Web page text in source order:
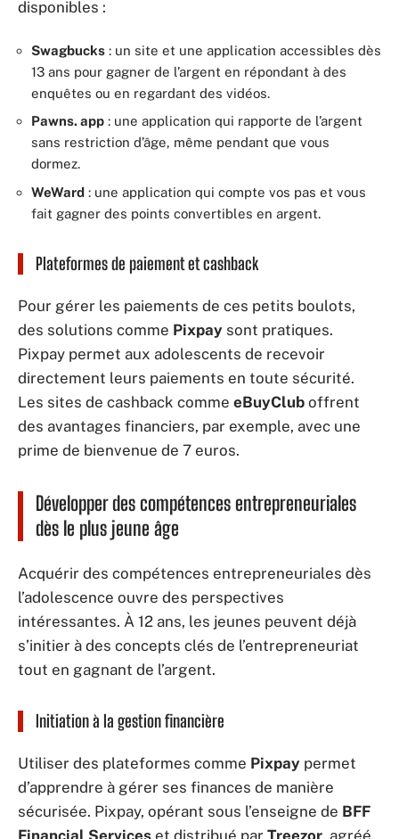
disponibles :
Swagbucks : un site et une application accessibles dès
13 ans pour gagner de l’argent en répondant à des
enquêtes ou en regardant des vidéos.
Pawns. app : une application qui rapporte de l’argent
sans restriction d’âge, même pendant que vous
dormez.
WeWard : une application qui compte vos pas et vous
fait gagner des points convertibles en argent.
Plateformes de paiement et cashback
Pour gérer les paiements de ces petits boulots,
des solutions comme Pixpay sont pratiques.
Pixpay permet aux adolescents de recevoir
directement leurs paiements en toute sécurité.
Les sites de cashback comme eBuyClub offrent
des avantages financiers, par exemple, avec une
prime de bienvenue de 7 euros.
Développer des compétences entrepreneuriales
dès le plus jeune âge
Acquérir des compétences entrepreneuriales dès
l’adolescence ouvre des perspectives
intéressantes. À 12 ans, les jeunes peuvent déjà
s’initier à des concepts clés de l’entrepreneuriat
tout en gagnant de l’argent.
Initiation à la gestion financière
Utiliser des plateformes comme Pixpay permet
d’apprendre à gérer ses finances de manière
sécurisée. Pixpay, opérant sous l’enseigne de BFF
Financial Services et distribué par Treezor, agréé